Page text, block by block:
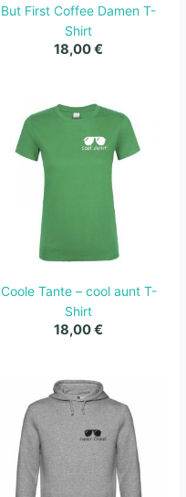
But First Coffee Damen T-
Shirt
18,00€
Coole Tante – cool aunt T-
Shirt
18,00€